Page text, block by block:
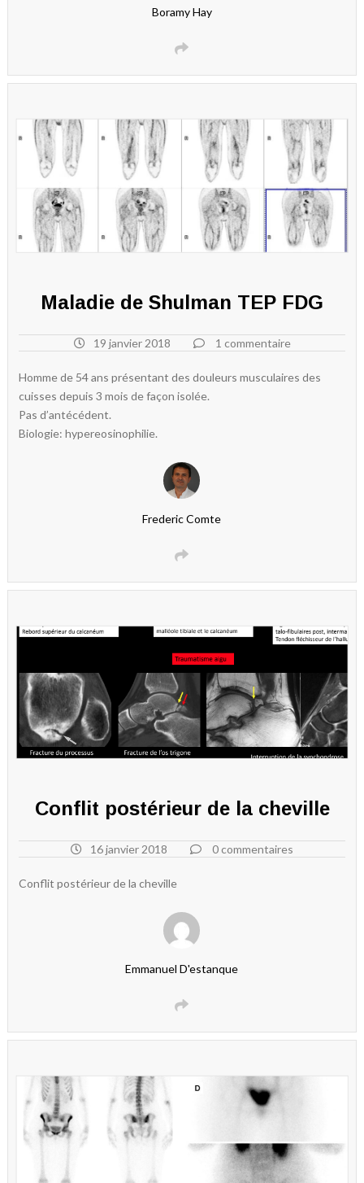
Boramy Hay
Maladie de Shulman TEP FDG
19 janvier 2018 1 commentaire
Homme de 54 ans présentant des douleurs musculaires des
cuisses depuis 3 mois de façon isolée.
Pas d’antécédent.
Biologie: hypereosinophilie.
Frederic Comte
Conflit postérieur de la cheville
16 janvier 2018 0 commentaires
Conflit postérieur de la cheville
Emmanuel D'estanque